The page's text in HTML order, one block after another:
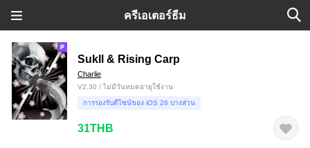
ครีเอเตอร์ธีม
Sukll & Rising Carp
Charlie
V2.30 / ไม่มีวันหมดอายุใช้งาน
การรองรับดีไซน์ของ iOS 26 บางส่วน
31THB